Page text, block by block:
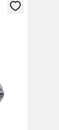
vagy a